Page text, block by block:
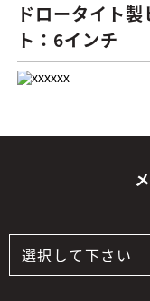
ドロータイト
ト：6インチ